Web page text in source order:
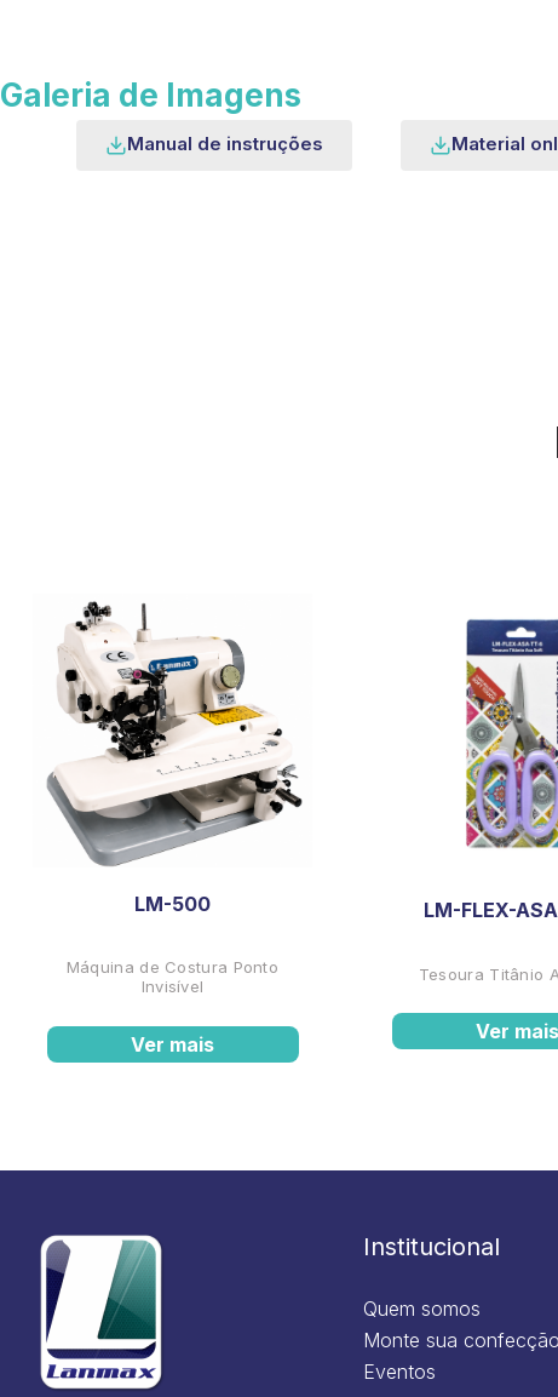
Galeria de Imagens
Manual de instruções Material
LM-500
Máquina de Costura Ponto
Invisível
Ver mais
LM-FLEX-
Tesoura Titânio
Ver mais
Institucional
Quem somos
Monte sua confecção
Eventos